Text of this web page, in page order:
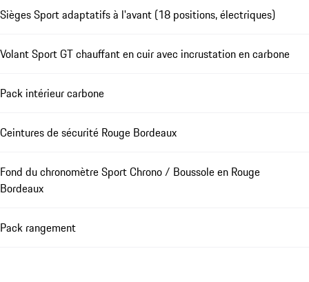
Sièges Sport adaptatifs à l'avant (18 positions, électriques)
Volant Sport GT chauffant en cuir avec incrustation en carbone
Pack intérieur carbone
Ceintures de sécurité Rouge Bordeaux
Fond du chronomètre Sport Chrono / Boussole en Rouge
Bordeaux
Pack rangement